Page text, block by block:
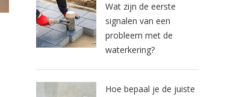
Wat zijn de eerste
signalen van een
probleem met de
waterkering?
Hoe bepaal je de juiste